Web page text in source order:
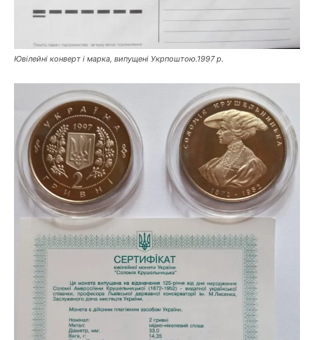
Ювілейні конверт і марка, випущені Укрпоштою.1997 р.